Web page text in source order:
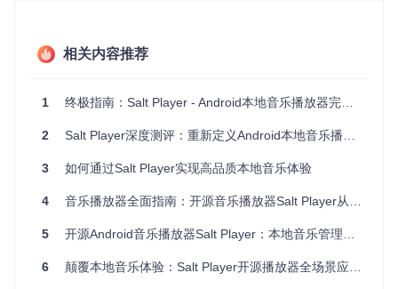
传统播放器手动整理1000首音乐平均耗时47分钟，而Salt Pla
yer的深度扫描算法可在5分钟内完成全盘索引，并按12种维度
自动分类。其创新的"声波指纹"技术能识别重复文件，帮助用
户清理冗余音乐库。
适用人群：音乐收藏量超过500首的用户、追求高效管理的使
态互联。在MIUI系统中通过"妙播"功能可一键投送音乐到小米
相关内容推荐
1 终极指南：Salt Player - Android本地音乐播放器完整使用教程
2 Salt Player深度测评：重新定义Android本地音乐播放体验
3 如何通过Salt Player实现高品质本地音乐体验
4 音乐播放器全面指南：开源音乐播放器Salt Player从入门到精通
5 开源Android音乐播放器Salt Player：本地音乐管理与无损播放完全指南
6 颠覆本地音乐体验：Salt Player开源播放器全场景应用指南